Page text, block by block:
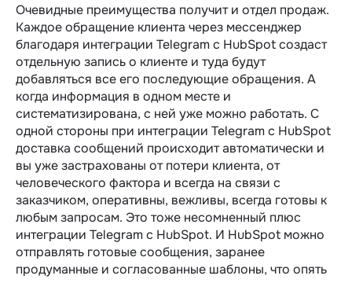
Очевидные преимущества получит и отдел продаж.
Каждое обращение клиента через мессенджер
благодаря интеграции Telegram c HubSpot создаст
отдельную запись о клиенте и туда будут
добавляться все его последующие обращения. А
когда информация в одном месте и
систематизирована, с ней уже можно работать. С
одной стороны при интеграции Telegram c HubSpot
доставка сообщений происходит автоматически и
вы уже застрахованы от потери клиента, от
человеческого фактора и всегда на связи с
заказчиком, оперативны, вежливы, всегда готовы к
любым запросам. Это тоже несомненный плюс
интеграции Telegram c HubSpot. И HubSpot можно
отправлять готовые сообщения, заранее
продуманные и согласованные шаблоны, что опять